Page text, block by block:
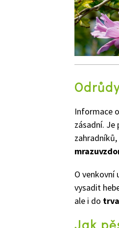
Informace
zásadní.
O venkovní
vysadit
ale i do